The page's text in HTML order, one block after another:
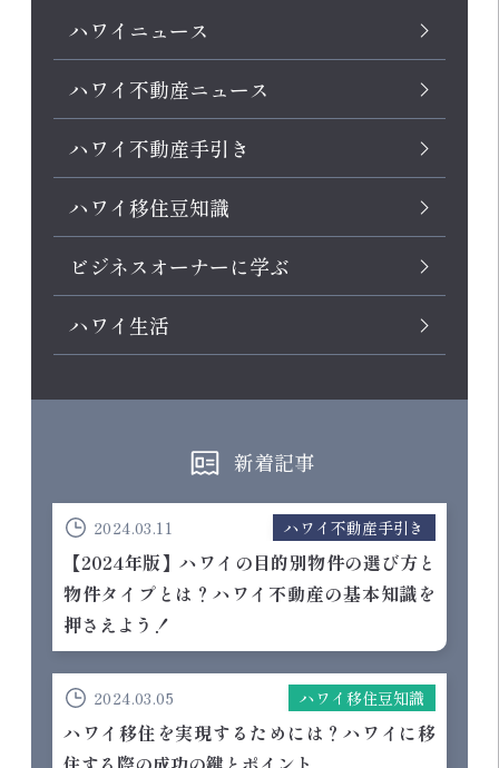
ハワイニュース
ハワイ不動産ニュース
ハワイ不動産手引き
ハワイ移住豆知識
ビジネスオーナーに学ぶ
ハワイ生活
新着記事
2024.03.11 ハワイ不動産手引き
【2024年版】ハワイの目的別物件の選び方と
物件タイプとは？ハワイ不動産の基本知識を
押さえよう！
2024.03.05 ハワイ移住豆知識
ハワイ移住を実現するためには？ハワイに移